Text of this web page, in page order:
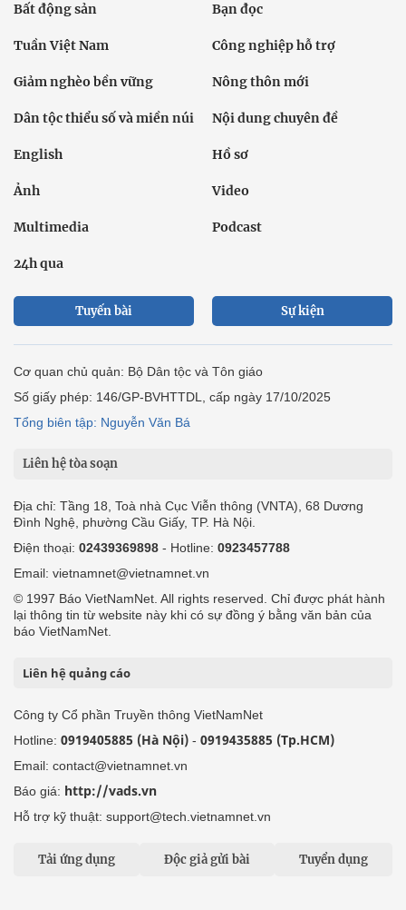
Bất động sản Bạn đọc
Tuần Việt Nam Công nghiệp hỗ trợ
Giảm nghèo bền vững Nông thôn mới
Dân tộc thiểu số và miền núi Nội dung chuyên đề
English Hồ sơ
Ảnh Video
Multimedia Podcast
24h qua
Tuyến bài Sự kiện
Cơ quan chủ quản: Bộ Dân tộc và Tôn giáo
Số giấy phép: 146/GP-BVHTTDL, cấp ngày 17/10/2025
Tổng biên tập: Nguyễn Văn Bá
Liên hệ tòa soạn
Địa chỉ: Tầng 18, Toà nhà Cục Viễn thông (VNTA), 68 Dương
Đình Nghệ, phường Cầu Giấy, TP. Hà Nội.
Điện thoại: 02439369898 - Hotline: 0923457788
Email: vietnamnet@vietnamnet.vn
© 1997 Báo VietNamNet. All rights reserved. Chỉ được phát hành
lại thông tin từ website này khi có sự đồng ý bằng văn bản của
báo VietNamNet.
Liên hệ quảng cáo
Công ty Cổ phần Truyền thông VietNamNet
Hotline: 0919405885 (Hà Nội) - 0919435885 (Tp.HCM)
Email: contact@vietnamnet.vn
Báo giá: http://vads.vn
Hỗ trợ kỹ thuật: support@tech.vietnamnet.vn
Tải ứng dụng Độc giả gửi bài Tuyển dụng